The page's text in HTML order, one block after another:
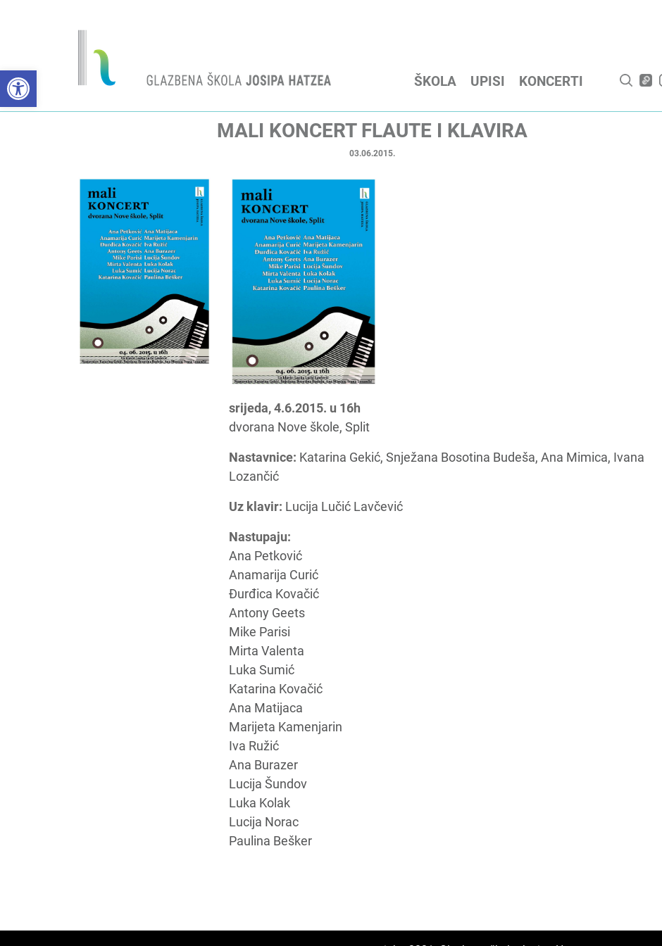
Open toolbar ŠKOLA UPISI KONCERTI
MALI KONCERT FLAUTE I KLAVIRA
03.06.2015.
srijeda, 4.6.2015. u 16h
dvorana Nove škole, Split
Nastavnice: Katarina Gekić, Snježana Bosotina Budeša, Ana Mimica, Ivana
Lozančić
Uz klavir: Lucija Lučić Lavčević
Nastupaju:
Ana Petković
Anamarija Curić
Đurđica Kovačić
Antony Geets
Mike Parisi
Mirta Valenta
Luka Sumić
Katarina Kovačić
Ana Matijaca
Marijeta Kamenjarin
Iva Ružić
Ana Burazer
Lucija Šundov
Luka Kolak
Lucija Norac
Paulina Bešker